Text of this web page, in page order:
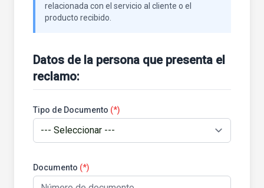
relacionada con el servicio al cliente o el
producto recibido.
Datos de la persona que presenta el
reclamo:
Tipo de Documento (*)
Documento (*)